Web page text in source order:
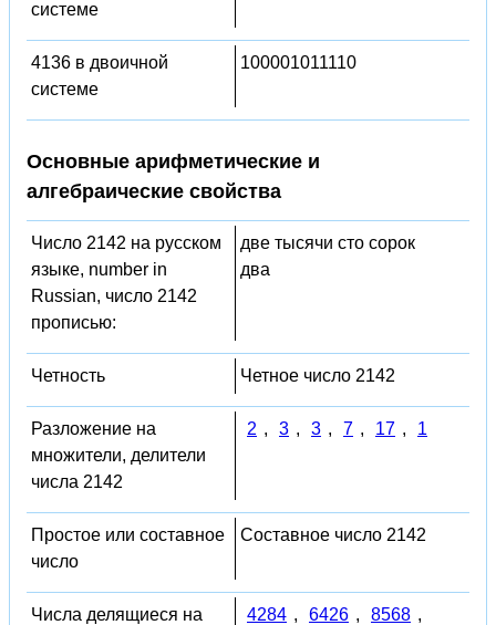
системе
4136 в двоичной
системе
100001011110
Основные арифметические и
алгебраические свойства
Число 2142 на русском
языке, number in
Russian, число 2142
прописью:
две тысячи сто сорок
два
Четность Четное число 2142
Разложение на
множители, делители
числа 2142
2 , 3 , 3 , 7 , 17 , 1
Простое или составное
число
Составное число 2142
Числа делящиеся на
4284 , 6426 , 8568 ,